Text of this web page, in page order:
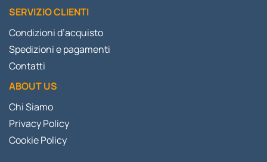
SERVIZIO CLIENTI
Condizioni d’acquisto
Spedizioni e pagamenti
Contatti
ABOUT US
Chi Siamo
Privacy Policy
Cookie Policy